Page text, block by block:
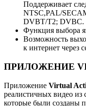
Поддерживает
NTSC,PAL/
DVBT/T2; DVBC.
Функция выбора
Возможность
к интернет через
ПРИЛОЖЕНИЕ
Приложение Virtual
реалистичных видео из
которые были созданы